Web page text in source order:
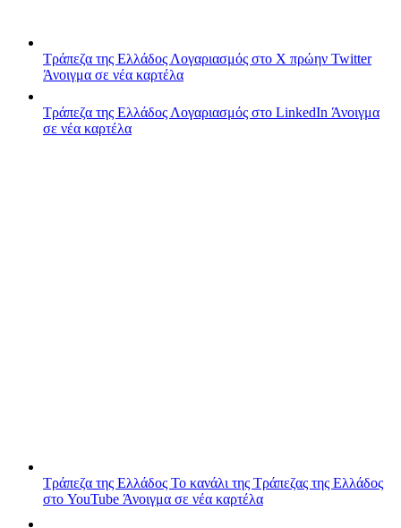
Τράπεζα της Ελλάδος Λογαριασμός στο X πρώην Twitter
Άνοιγμα σε νέα καρτέλα
Τράπεζα της Ελλάδος Λογαριασμός στο LinkedIn Άνοιγμα
σε νέα καρτέλα
Τράπεζα της Ελλάδος Το κανάλι της Τράπεζας της Ελλάδος
στο YouTube Άνοιγμα σε νέα καρτέλα